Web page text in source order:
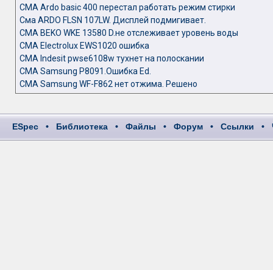
СМА Ardo basic 400 перестал работать режим стирки
Сма ARDO FLSN 107LW. Дисплей подмигивает.
СМА BEKO WKE 13580 D.не отслеживает уровень воды
СМА Electrolux EWS1020 ошибка
СМА Indesit pwse6108w тухнет на полоскании
СМА Samsung P8091.Ошибка Ed.
СМА Samsung WF-F862 нет отжима. Решено
ESpec • Библиотека • Файлы • Форум • Ссылки •